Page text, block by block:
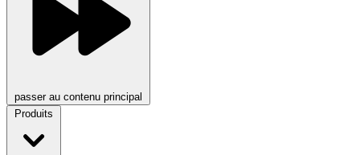
passer au contenu principal
Produits